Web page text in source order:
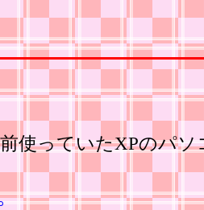
使っていたXPのパ